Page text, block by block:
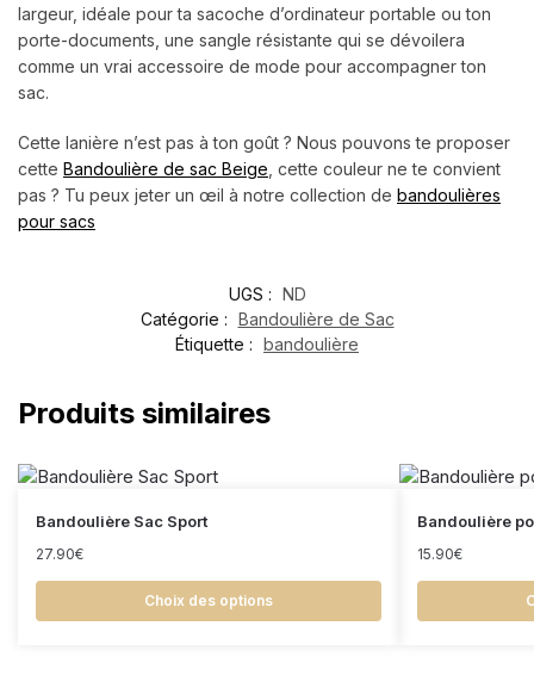
largeur, idéale pour ta sacoche d’ordinateur portable ou ton
porte-documents, une sangle résistante qui se dévoilera
comme un vrai accessoire de mode pour accompagner ton
sac.
Cette lanière n’est pas à ton goût ? Nous pouvons te proposer
cette Bandoulière de sac Beige , cette couleur ne te convient
pas ? Tu peux jeter un œil à notre collection de bandoulières
pour sacs
UGS : ND
Catégorie : Bandoulière de Sac
Étiquette : bandoulière
Produits similaires
Bandoulière Sac Sport
27.90€
Choix des options
Bandoulière
15.90€